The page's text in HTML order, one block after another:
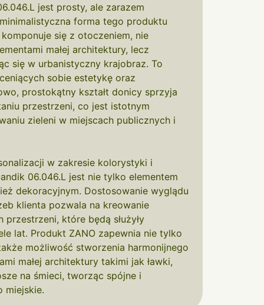
jest prosty, ale zarazem
forma tego produktu
się z otoczeniem, nie
małej architektury, lecz
się w urbanistyczny krajobraz. To
sobie estetykę oraz
prostokątny kształt donicy sprzyja
przestrzeni, co jest istotnym
zieleni w miejscach publicznych i
w zakresie kolorystyki i
06.046.L jest nie tylko elementem
dekoracyjnym. Dostosowanie wyglądu
klienta pozwala na kreowanie
które będą służyły
lat. Produkt ZANO zapewnia nie tylko
możliwość stworzenia harmonijnego
małej architektury takimi jak ławki,
na śmieci, tworząc spójne i
miejskie.